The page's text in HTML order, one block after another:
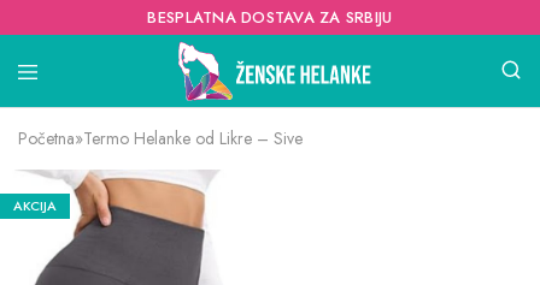
BESPLATNA DOSTAVA ZA SRBIJU
Početna»Termo Helanke od Likre – Sive
AKCIJA